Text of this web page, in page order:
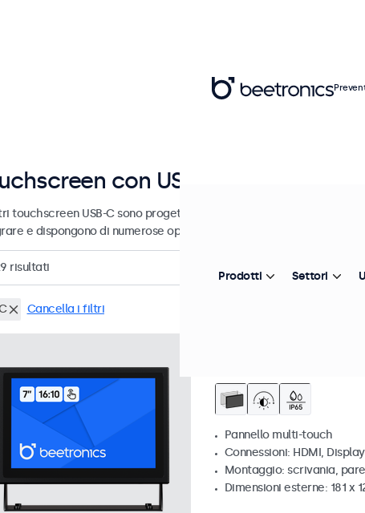
con USB-C
touchscreen USB-C sono progettati per uso professionale e uso
e dispongono di numerose opzioni di configurazione.
risultati
Cancella i filtri
Pannello multi-touch
Connessioni: HDMI,
Montaggio: scrivania,
Dimensioni esterne: 181 x
Prodotti Settori